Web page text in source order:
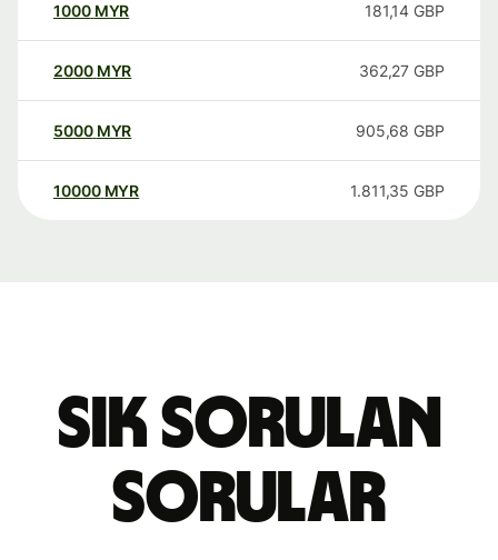
1000 MYR 181,14 GBP
2000 MYR 362,27 GBP
5000 MYR 905,68 GBP
10000 MYR 1.811,35 GBP
Sık sorulan
sorular